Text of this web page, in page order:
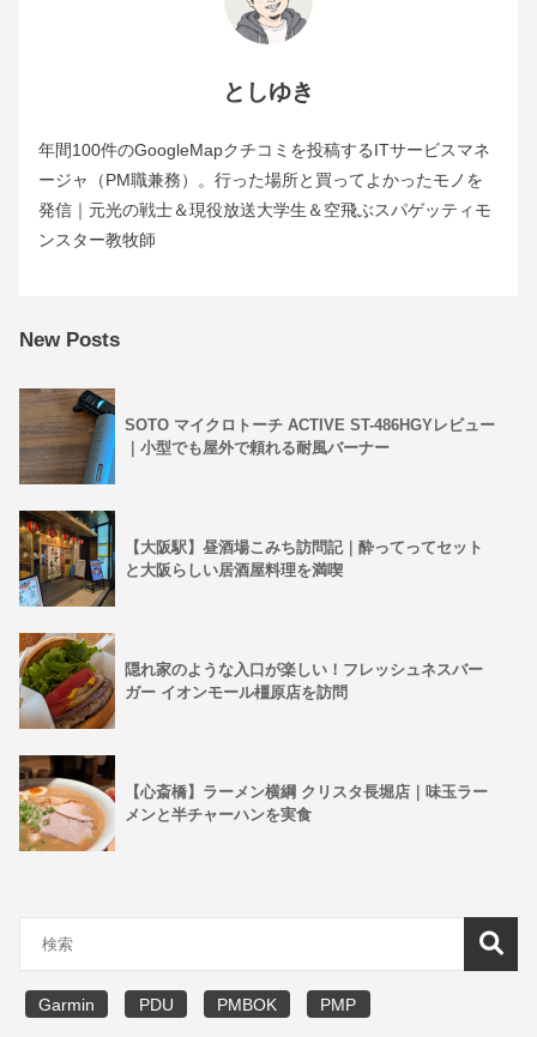
としゆき
年間100件のGoogleMapクチコミを投稿するITサービスマネ
ージャ（PM職兼務）。行った場所と買ってよかったモノを
発信｜元光の戦士＆現役放送大学生＆空飛ぶスパゲッティモ
ンスター教牧師
New Posts
SOTO マイクロトーチ ACTIVE ST-486HGYレビュー
｜小型でも屋外で頼れる耐風バーナー
【大阪駅】昼酒場こみち訪問記｜酔ってってセット
と大阪らしい居酒屋料理を満喫
隠れ家のような入口が楽しい！フレッシュネスバー
ガー イオンモール橿原店を訪問
【心斎橋】ラーメン横綱 クリスタ長堀店｜味玉ラー
メンと半チャーハンを実食
Garmin PDU PMBOK PMP